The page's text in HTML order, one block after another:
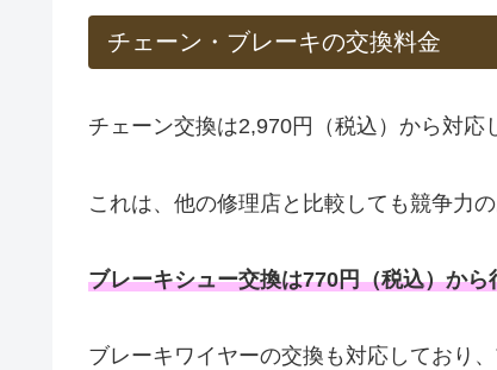
チェーン・ブレーキの交換料金
チェーン交換は2,970円（税込）から対応
これは、他の修理店と比較しても競争力
ブレーキシュー交換は770円（税込）か
ブレーキワイヤーの交換も対応しており